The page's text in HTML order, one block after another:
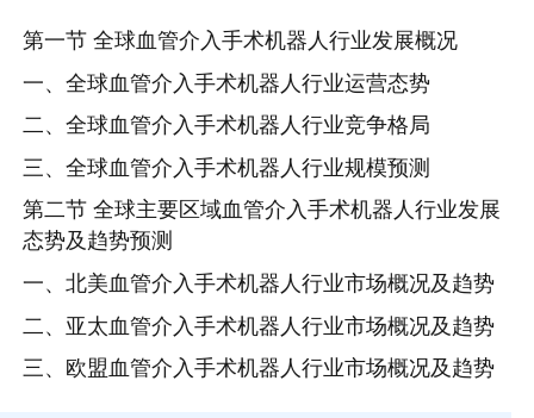
第一节 全球血管介入手术机器人行业发展概况
一、全球血管介入手术机器人行业运营态势
二、全球血管介入手术机器人行业竞争格局
三、全球血管介入手术机器人行业规模预测
第二节 全球主要区域血管介入手术机器人行业发展
态势及趋势预测
一、北美血管介入手术机器人行业市场概况及趋势
二、亚太血管介入手术机器人行业市场概况及趋势
三、欧盟血管介入手术机器人行业市场概况及趋势